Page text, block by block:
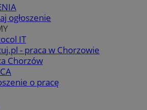
ogłoszenie
IT
- praca w Chorzowie
Chorzów
o pracę